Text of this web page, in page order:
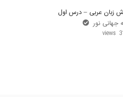
زبان عربی – درس اول
جهانی نور